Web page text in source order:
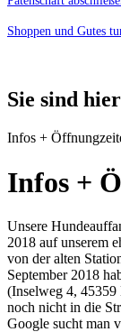
Shoppen und Gutes
Sie sind hier
Infos +
Infos +
Unsere
2018 auf unserem
von der alten
September 2018
(Inselweg 4, 45359
noch nicht in die
Google sucht man